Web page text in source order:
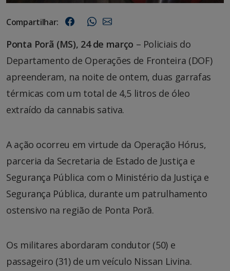
Compartilhar:
Ponta Porã (MS), 24 de março – Policiais do
Departamento de Operações de Fronteira (DOF)
apreenderam, na noite de ontem, duas garrafas
térmicas com um total de 4,5 litros de óleo
extraído da cannabis sativa.
A ação ocorreu em virtude da Operação Hórus,
parceria da Secretaria de Estado de Justiça e
Segurança Pública com o Ministério da Justiça e
Segurança Pública, durante um patrulhamento
ostensivo na região de Ponta Porã.
Os militares abordaram condutor (50) e
passageiro (31) de um veículo Nissan Livina.